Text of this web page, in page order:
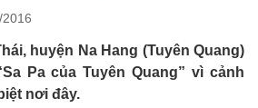
Việc làm
Biển đảo
huyện Na Hang (Tuyên Quang)
Pa của Tuyên Quang” vì cảnh
nơi đây.